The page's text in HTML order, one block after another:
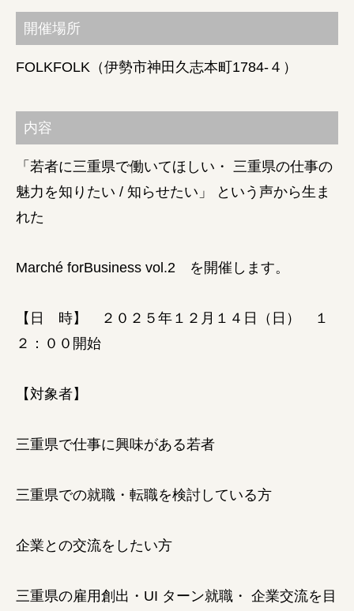
開催場所
FOLKFOLK（伊勢市神田久志本町1784-４）
内容
「若者に三重県で働いてほしい・ 三重県の仕事の
魅力を知りたい / 知らせたい」 という声から生ま
れた
Marché forBusiness vol.2 を開催します。
【日 時】 ２０２５年１２月１４日（日） １
２：００開始
【対象者】
三重県で仕事に興味がある若者
三重県での就職・転職を検討している方
企業との交流をしたい方
三重県の雇用創出・UI ターン就職・ 企業交流を目